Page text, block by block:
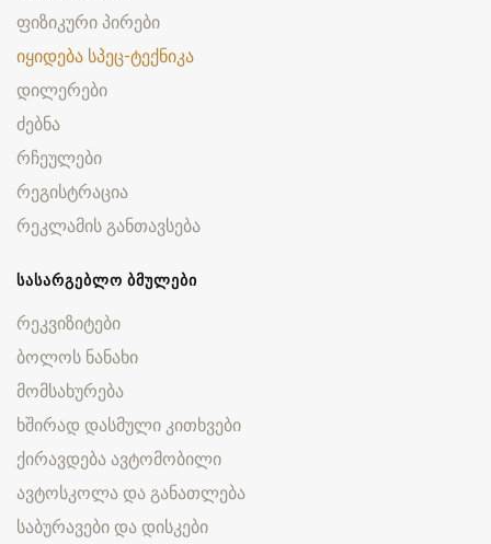
ფიზიკური პირები
იყიდება სპეც-ტექნიკა
დილერები
ძებნა
რჩეულები
რეგისტრაცია
რეკლამის განთავსება
ᲡᲐᲡᲐᲠᲒᲔᲑᲚᲝ ᲑᲛᲣᲚᲔᲑᲘ
რეკვიზიტები
ბოლოს ნანახი
მომსახურება
ხშირად დასმული კითხვები
ქირავდება ავტომობილი
ავტოსკოლა და განათლება
საბურავები და დისკები